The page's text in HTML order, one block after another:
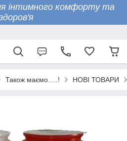
інтимного комфорту та
Також маємо.....! НОВІ ТОВАРИ